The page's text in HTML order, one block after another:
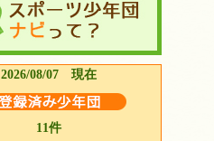
2026/08/07 現在
11件